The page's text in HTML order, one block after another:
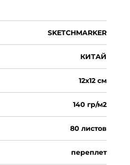
SKETCHMARKER
КИТАЙ
12х12 см
140 гр/м2
80 листов
переплет